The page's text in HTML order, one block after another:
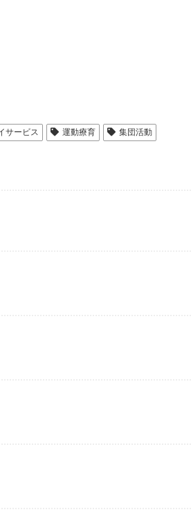
サービス 運動療育 集団活動